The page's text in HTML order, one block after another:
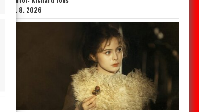
7. 8. 2026